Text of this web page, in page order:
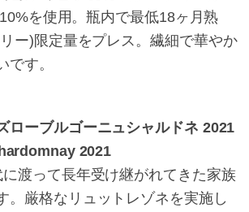
を使用。瓶内で最低18ヶ月熟
ー)限定量をプレス。繊細で華やか
です。
ローブルゴーニュシャルドネ 2021
2021
渡って長年受け継がれてきた家族
。厳格なリュットレゾネを実施し